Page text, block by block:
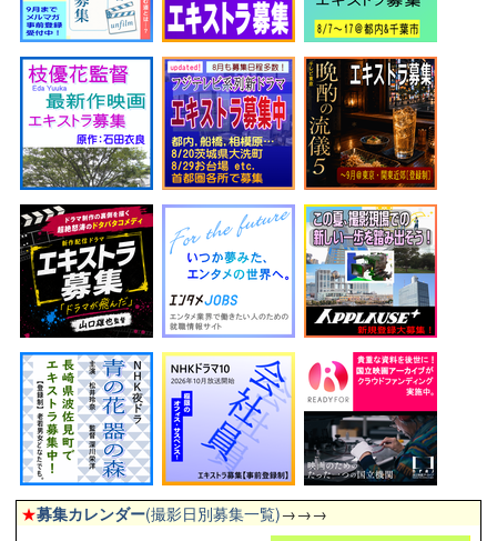
★募集カレンダー(撮影日別募集一覧)→→→